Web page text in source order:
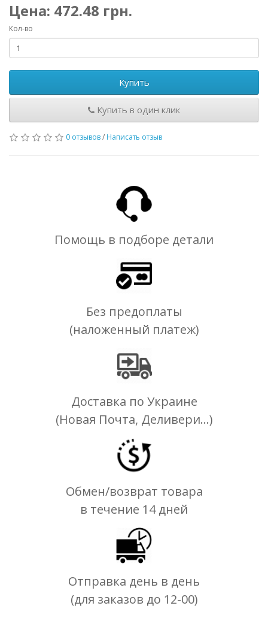
Цена: 472.48 грн.
Кол-во
Купить
Купить в один клик
0 отзывов/ Написать отзыв
Помощь в подборе детали
Без предоплаты
(наложенный платеж)
Доставка по Украине
(Новая Почта, Деливери...)
Обмен/возврат товара
в течение 14 дней
Отправка день в день
(для заказов до 12-00)